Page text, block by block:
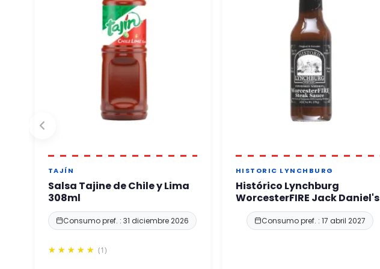
TAJÍN
Salsa Tajine de Chile y Lima
308ml
Consumo pref. : 31 diciembre 2026
(1)
HISTORIC LYNCHBURG
Histórico Lynchburg
WorcesterFIRE Jack Daniel's
Consumo pref. : 17 abril 2027